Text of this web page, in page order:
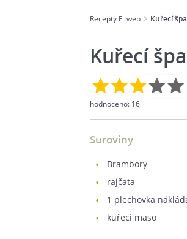
Recepty Fitweb Kuřecí
Kuřecí
hodnoceno: 16
Suroviny
brambory
rajčata
1 plechovka
kuřecí maso